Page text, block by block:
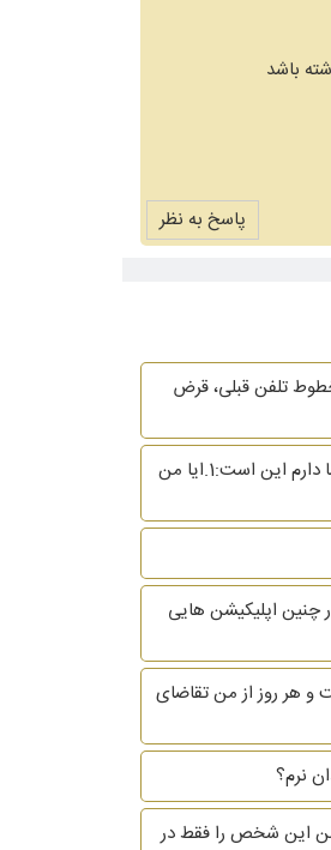
باشد
پاسخ به نظر
تلفن قبلی، قرض
من مدتی با دختری دوست بودم و به او وعده ازدواج دادم و متاسفانه بکارت ایشان توسط من زائل گردید و این موضوع توسط پزشک تایید شده سوالی که از شما دارم این است:1.ایا من
چنین اپلیکیشن هایی
هر روز از من تقاضای
من این شخص را فقط در